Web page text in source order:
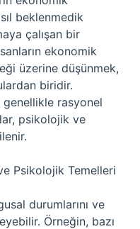
beklenmedik
çalışan bir
ekonomik
üzerine düşünmek,
biridir.
genellikle rasyonel
psikolojik ve
Psikolojik Temelleri
durumlarını ve
Örneğin, bazı